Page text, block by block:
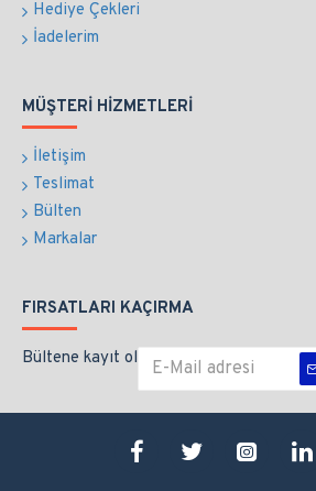
Hediye Çekleri
İadelerim
MÜŞTERI HIZMETLERI
İletişim
Teslimat
Bülten
Markalar
FIRSATLARI KAÇIRMA
Bültene kayıt ol